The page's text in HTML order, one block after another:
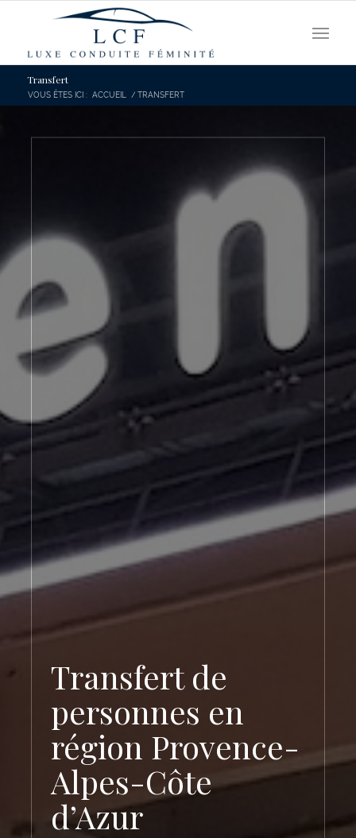
Transfert
VOUS ÊTES ICI : ACCUEIL / TRANSFERT
Transfert de
personnes en
région Provence-
Alpes-Côte
d’Azur